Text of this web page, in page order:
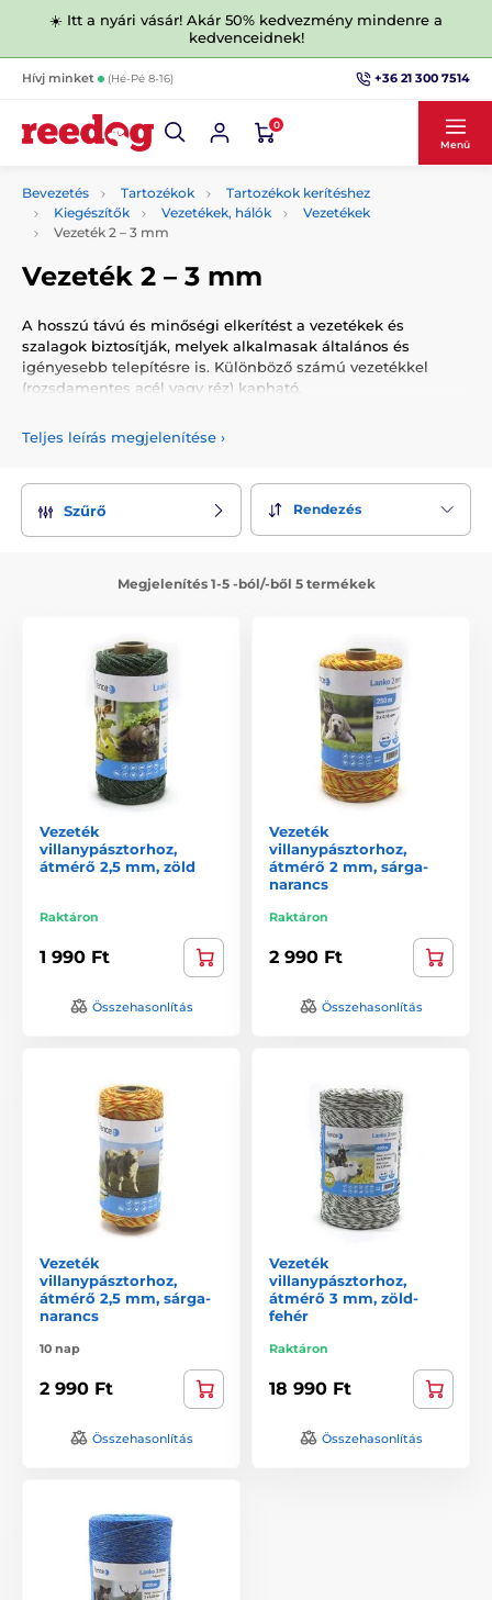
☀️ Itt a nyári vásár! Akár 50% kedvezmény mindenre a
kedvenceidnek!
Hívj minket (Hé-Pé 8-16) +36 21 300 7514
0
Menü
Bevezetés Tartozékok
Tartozékok kerítéshez
Kiegészítők
Vezetékek, hálók
Vezetékek
Vezeték 2 –⁠ 3 mm
Vezeték 2 –⁠ 3 mm
A hosszú távú és minőségi elkerítést a vezetékek és
szalagok biztosítják, melyek alkalmasak általános és
igényesebb telepítésre is. Különböző számú vezetékkel
(rozsdamentes acél vagy réz) kapható.
Teljes leírás megjelenítése ›
Szűrő Rendezés
Megjelenítés 1-5 -ból/-ből 5 termékek
Vezeték
villanypásztorhoz,
átmérő 2,5 mm, zöld
Raktáron
1 990 Ft
Összehasonlítás
Vezeték
villanypásztorhoz,
átmérő 2 mm, sárga-
narancs
Raktáron
2 990 Ft
Összehasonlítás
Vezeték
villanypásztorhoz,
átmérő 2,5 mm, sárga-
narancs
10 nap
2 990 Ft
Összehasonlítás
Vezeték
villanypásztorhoz,
átmérő 3 mm, zöld-
fehér
Raktáron
18 990 Ft
Összehasonlítás